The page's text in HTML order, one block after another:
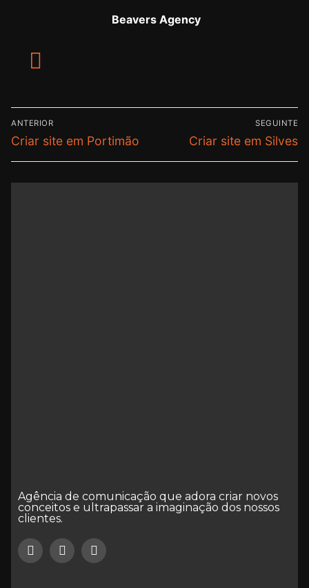
Beavers Agency
ANTERIOR
Criar site em Portimão
SEGUINTE
Criar site em Silves
Agência de comunicação que adora criar novos
conceitos e ultrapassar a imaginação dos nossos
clientes.